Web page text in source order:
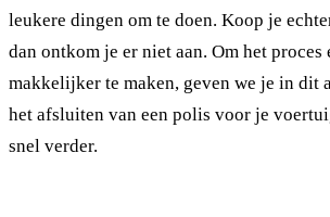
leukere dingen om te doen. Koop je
dan ontkom je er niet aan. Om het proces
makkelijker te maken, geven we je in dit
het afsluiten van een polis voor je
snel verder.